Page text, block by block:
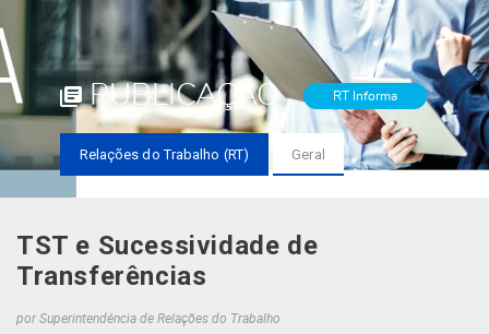
PUBLICAÇÃO RT Informa
Relações do Trabalho (RT) Geral
TST e Sucessividade de
Transferências
por Superintendência de Relações do Trabalho